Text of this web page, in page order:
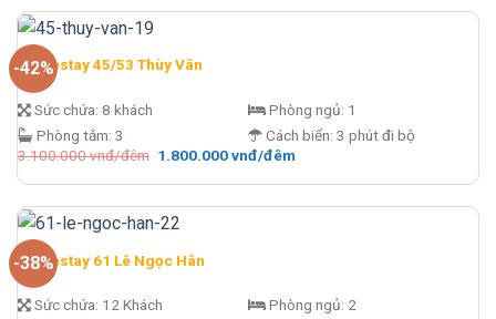
-42%
Homestay 45/53 Thùy Vân
Sức chứa: 8 khách
Phòng tắm: 3
Phòng ngủ: 1
Cách biển: 3 phút đi bộ
3.100.000vnđ/đêm Giá
là:
đêm.
1.800.000vnđ/đêmGiá
tại
1.800.000 vnđ/
-38%
Homestay 61 Lê Ngọc Hân
Sức chứa: 12 Khách
Phòng ngủ: 2